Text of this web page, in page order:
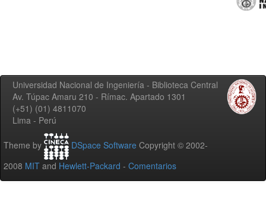
Universidad Nacional de Ingeniería - Biblioteca Central
Av. Túpac Amaru 210 - Rímac. Apartado 1301
(+51) (01) 4811070
Lima - Perú
Theme by DSpace Software Copyright © 2002-
2008 MIT and Hewlett-Packard - Comentarios